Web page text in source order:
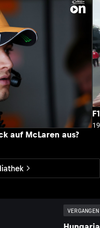
auf McLaren aus?
VERGANGEN